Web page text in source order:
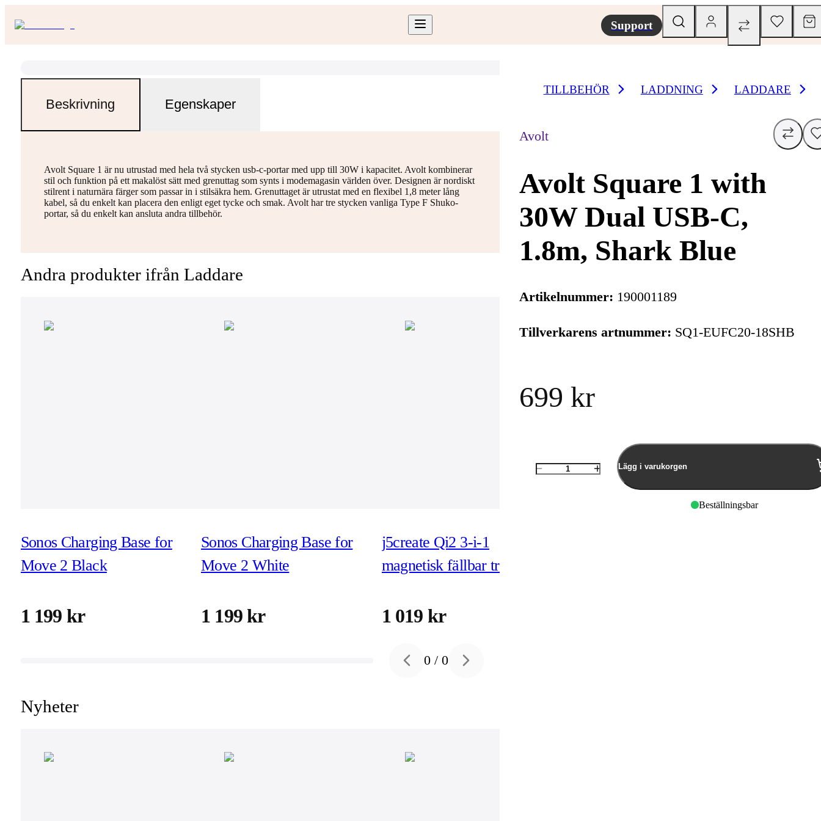
Support
Beskrivning Egenskaper
Avolt Square 1 är nu utrustad med hela två stycken usb-c-portar med upp till 30W i kapacitet. Avolt kombinerar
stil och funktion på ett makalöst sätt med grenuttag som synts i modemagasin världen över. Designen är nordiskt
stilrent i naturnära färger som passar in i stilsäkra hem. Grenuttaget är utrustat med en flexibel 1,8 meter lång
kabel, så du enkelt kan placera den enligt eget tycke och smak. Avolt har tre stycken vanliga Type F Shuko-
portar, så du enkelt kan ansluta andra tillbehör.
Andra produkter ifrån Laddare
Sonos Charging Base for
Move 2 Black
1 199 kr
Sonos Charging Base for
Move 2 White
1 199 kr
j5create Qi2 3-i-1
magnetisk fällbar trådlös
1 019 kr
Previous slide
0 /0 Next slide
Nyheter
TILLBEHÖR LADDNING LADDARE
Avolt
Avolt Square 1 with
30W Dual USB-C,
1.8m, Shark Blue
Artikelnummer: 190001189
Tillverkarens artnummer: SQ1-EUFC20-18SHB
699 kr
Antal
Lägg i varukorgen
Beställningsbar